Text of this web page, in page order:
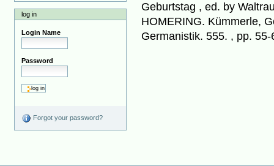
log in
Login Name
Password
Forgot your password?
Geburtstag , ed. by
HOMERING. Kümmerle,
Germanistik. 555. , pp. 55-